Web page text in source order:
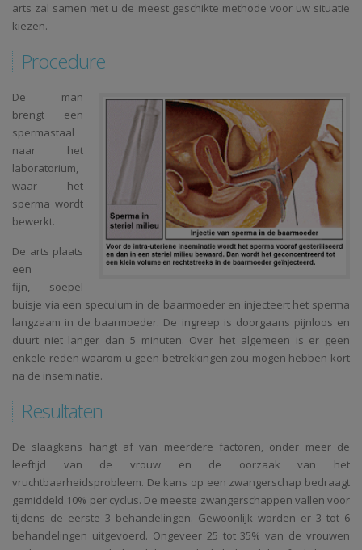
arts zal samen met u de meest geschikte methode voor uw situatie
kiezen.
Procedure
De man
brengt een
spermastaal
naar het
laboratorium,
waar het
sperma wordt
bewerkt.
De arts plaats
een
fijn, soepel
buisje via een speculum in de baarmoeder en injecteert het sperma
langzaam in de baarmoeder. De ingreep is doorgaans pijnloos en
duurt niet langer dan 5 minuten. Over het algemeen is er geen
enkele reden waarom u geen betrekkingen zou mogen hebben kort
na de inseminatie.
Resultaten
De slaagkans hangt af van meerdere factoren, onder meer de
leeftijd van de vrouw en de oorzaak van het
vruchtbaarheidsprobleem. De kans op een zwangerschap bedraagt
gemiddeld 10% per cyclus. De meeste zwangerschappen vallen voor
tijdens de eerste 3 behandelingen. Gewoonlijk worden er 3 tot 6
behandelingen uitgevoerd. Ongeveer 25 tot 35% van de vrouwen